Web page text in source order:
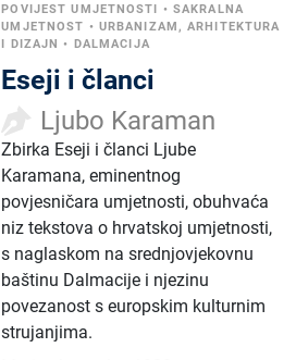
POVIJEST UMJETNOSTI • SAKRALNA
UMJETNOST • URBANIZAM, ARHITEKTURA
I DIZAJN • DALMACIJA
Eseji i članci
Ljubo Karaman
Zbirka Eseji i članci Ljube
Karamana, eminentnog
povjesničara umjetnosti, obuhvaća
niz tekstova o hrvatskoj umjetnosti,
s naglaskom na srednjovjekovnu
baštinu Dalmacije i njezinu
povezanost s europskim kulturnim
strujanjima.